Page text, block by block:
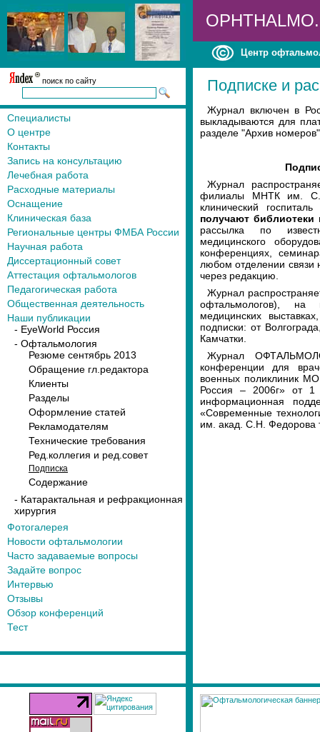
Центр
поиск по сайту
Специалисты
О центре
Контакты
Запись на консультацию
Лечебная работа
Расходные материалы
Оснащение
Клиническая база
Региональные центры ФМБА России
Научная работа
Диссертационный совет
Аттестация офтальмологов
Педагогическая работа
Общественная деятельность
Наши публикации
- EyeWorld Россия
- Офтальмология
Резюме сентябрь 2013
Обращение гл.редактора
Клиенты
Разделы
Оформление статей
Рекламодателям
Технические требования
Ред.коллегия и ред.совет
Подписка
Содержание
- Катарактальная и рефракционная
хирургия
Фотогалерея
Новости офтальмологии
Часто задаваемые вопросы
Задайте вопрос
Интервью
Отзывы
Обзор конференций
Тест
Подписке и
Журнал включен в
выкладываются для
разделе "Архив
Журнал
филиалы МНТК им.
клинический
получают
рассылка по
медицинского
конференциях,
любом отделении связи
через редакцию.
Журнал
офтальмологов), на
медицинских
подписки: от
Камчатки.
Журнал
конференции для
военных поликлиник
Россия – 2006г» от 1
информационная
«Современные
им. акад. С.Н. Федорова